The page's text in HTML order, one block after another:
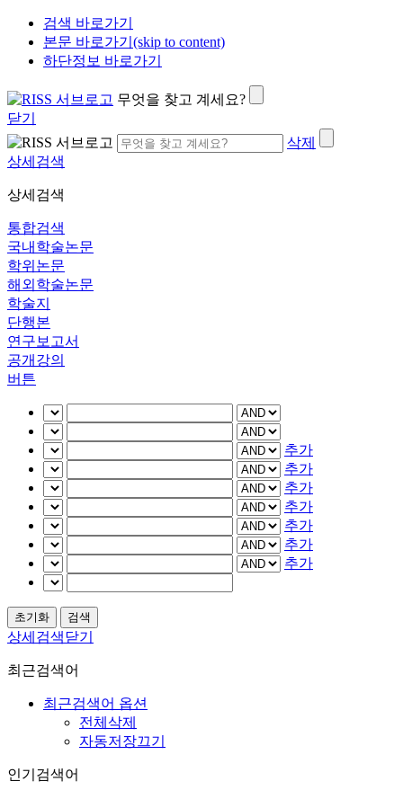
검색 바로가기
본문 바로가기(skip to content)
하단정보 바로가기
무엇을 찾고 계세요?
닫기
삭제
상세검색
상세검색
통합검색
국내학술논문
학위논문
해외학술논문
학술지
단행본
연구보고서
공개강의
버튼
추가
추가
추가
추가
추가
추가
추가
상세검색닫기
최근검색어
최근검색어 옵션
전체삭제
자동저장끄기
인기검색어